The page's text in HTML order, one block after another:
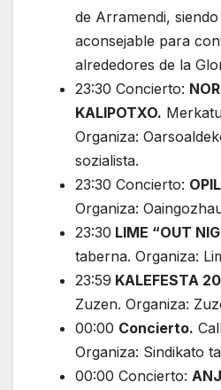
de Arramendi,
aconsejable para
alrededores de la
23:30 Concierto:
KALIPOTXO.
Organiza:
sozialista.
23:30 Concierto:
Organiza:
23:30 LIME “OUT
taberna. Organiza:
23:59 KALEFESTA
Zuzen. Organiza:
00:00 Concierto.
Organiza: Sindikato
00:00 Concierto: